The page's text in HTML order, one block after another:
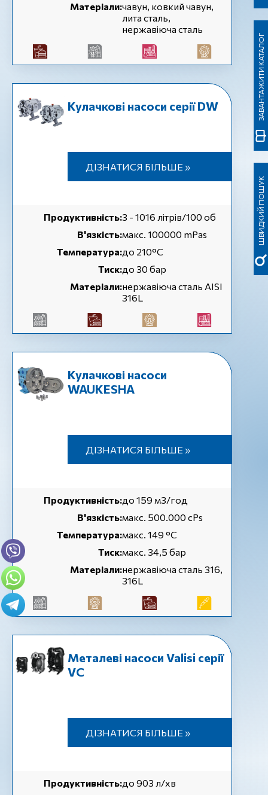
Матеріали:чавун, ковкий чавун,
лита сталь,
нержавіюча сталь
Кулачкові насоси серії DW
ДІЗНАТИСЯ БІЛЬШЕ »
Продуктивність:3 - 1016 літрів/100 об
В'язкість:макс. 100000 mPas
Температура:до 210°C
Тиск:до 30 бар
Матеріали:нержавіюча сталь AISI
316L
Кулачкові насоси
WAUKESHA
ДІЗНАТИСЯ БІЛЬШЕ »
Продуктивність:до 159 м3/год
В'язкість:макс. 500.000 cPs
Температура:макс. 149 °C
Тиск:макс. 34,5 бар
Матеріали:нержавіюча сталь 316,
316L
Металеві насоси Valisi серії
VC
ДІЗНАТИСЯ БІЛЬШЕ »
Продуктивність:до 903 л/хв
ШВИДКИЙ ПОШУК
ЗАВАНТАЖИТИ КАТАЛОГ